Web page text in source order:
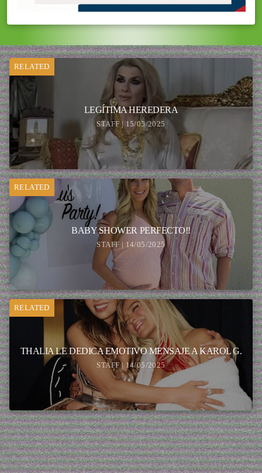
RELATED
LEGÍTIMA HEREDERA
STAFF | 15/05/2025
RELATED
BABY SHOWER PERFECTO!!
STAFF | 14/05/2025
RELATED
THALIA LE DEDICA EMOTIVO MENSAJE A KAROL G.
STAFF | 14/05/2025